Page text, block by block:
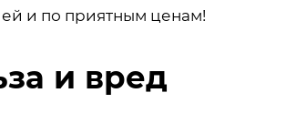
и по приятным ценам!
и вред